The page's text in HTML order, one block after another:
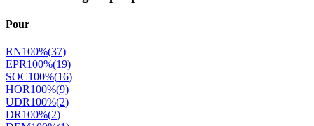
Pour
RN100%(37)
EPR100%(19)
SOC100%(16)
HOR100%(9)
UDR100%(2)
DR100%(2)